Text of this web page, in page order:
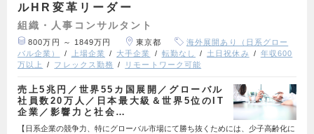
ルHR変革リーダー
組織・人事コンサルタント
800万円 ～ 1849万円 東京都
海外展開あり（日系グロー
バル企業）
上場企業 大手企業 転勤なし 土日祝休み
年収600
万以上
フレックス勤務 リモートワーク可能
売上5兆円／世界55カ国展開／グローバル
社員数20万人／日本最大級＆世界5位のIT
企業／影響力と社会…
【日系企業の競争力、特にグローバル市場にて勝ち抜くためには、少子高齢化に